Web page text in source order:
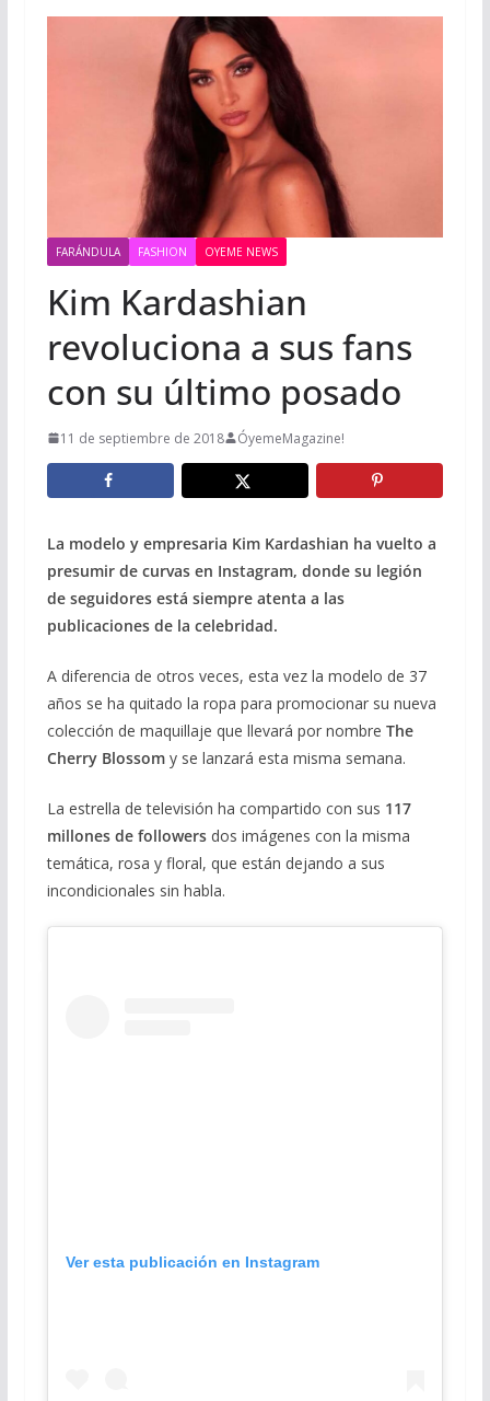
FARÁNDULA FASHION OYEME NEWS
Kim Kardashian
revoluciona a sus fans
con su último posado
11 de septiembre de 2018 ÓyemeMagazine!
La modelo y empresaria Kim Kardashian ha vuelto a
presumir de curvas en Instagram, donde su legión
de seguidores está siempre atenta a las
publicaciones de la celebridad.
A diferencia de otros veces, esta vez la modelo de 37
años se ha quitado la ropa para promocionar su nueva
colección de maquillaje que llevará por nombre The
Cherry Blossomy se lanzará esta misma semana.
La estrella de televisión ha compartido con sus 117
millones de followersdos imágenes con la misma
temática, rosa y floral, que están dejando a sus
incondicionales sin habla.
Ver esta publicación en Instagram